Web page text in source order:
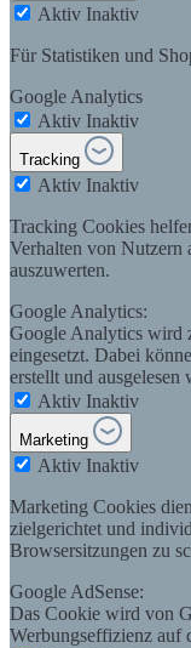
Aktiv Inaktiv
Für Statistiken und
Google Analytics
Aktiv Inaktiv
Tracking
Aktiv Inaktiv
Tracking Cookies
Verhalten von Nutzern
auszuwerten.
Google Analytics:
Google Analytics wird
eingesetzt. Dabei
erstellt und ausgelesen
Aktiv Inaktiv
Marketing
Aktiv Inaktiv
Marketing Cookies
zielgerichtet und
Browsersitzungen zu
Google AdSense:
Das Cookie wird von
Werbungseffizienz auf